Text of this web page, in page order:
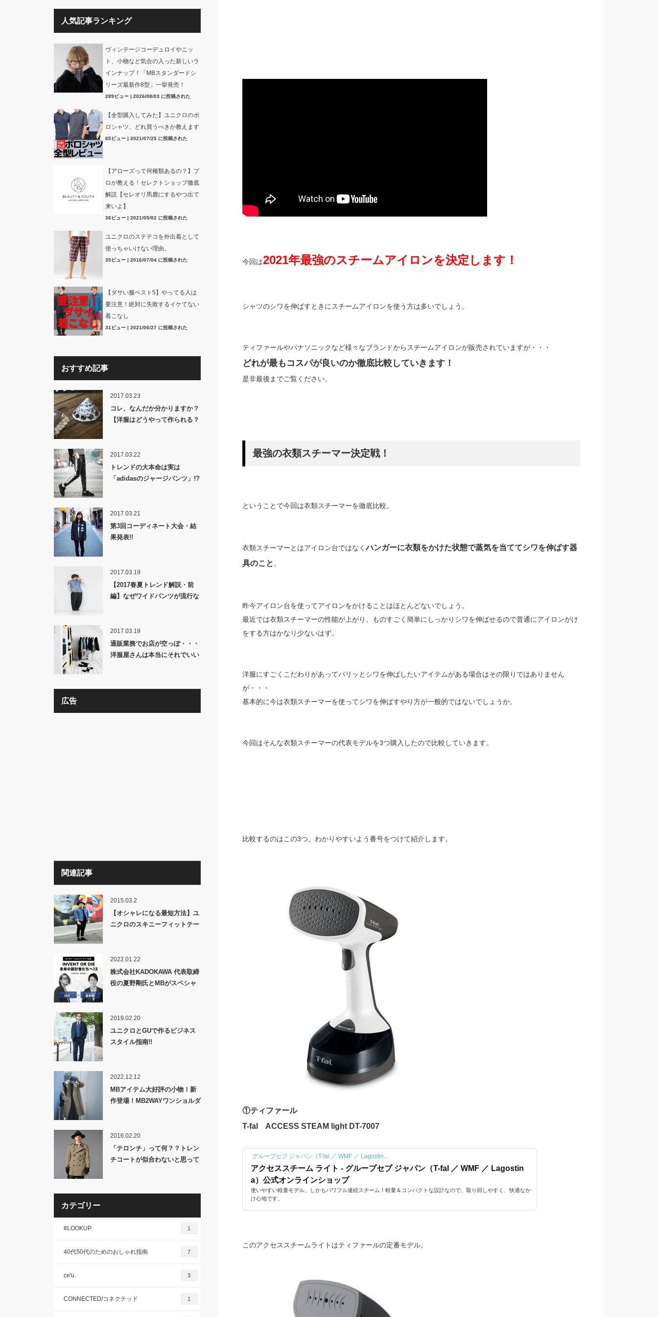
今回は2021年最強のスチームアイロンを決定します！
シャツのシワを伸ばすときにスチームアイロンを使う方は多いでしょう。
ティファールやパナソニックなど様々なブランドからスチームアイロンが販売されていますが・・・
どれが最もコスパが良いのか徹底比較していきます！
是非最後までご覧ください。
最強の衣類スチーマー決定戦！
ということで今回は衣類スチーマーを徹底比較。
衣類スチーマーとはアイロン台ではなくハンガーに衣類をかけた状態で蒸気を当ててシワを伸ばす器
具のこと 。
昨今アイロン台を使ってアイロンをかけることはほとんどないでしょう。
最近では衣類スチーマーの性能が上がり、ものすごく簡単にしっかりシワを伸ばせるので普通にアイロンがけ
をする方はかなり少ないはず。
洋服にすごくこだわりがあってパリッとシワを伸ばしたいアイテムがある場合はその限りではありません
が・・・
基本的に今は衣類スチーマーを使ってシワを伸ばすやり方が一般的ではないでしょうか。
今回はそんな衣類スチーマーの代表モデルを3つ購入したので比較していきます。
比較するのはこの3つ。わかりやすいよう番号をつけて紹介します。
①ティファール
T-fal ACCESS STEAM light DT-7007
グループセブ ジャパン（T-fal ／ WMF ／ Lagostin...
アクセススチーム ライト - グループセブ ジャパン（T-fal ／ WMF ／ Lagostin
a）公式オンラインショップ
使いやすい軽量モデル。しかもパワフル連続スチーム！軽量＆コンパクトな設計なので、取り回しやすく、快適なか
け心地です。
このアクセススチームライトはティファールの定番モデル。
人気記事ランキング
ヴィンテージコーデュロイやニッ
ト、小物など気合の入った新しいラ
インナップ！「MBスタンダードシ
リーズ最新作8型」一挙発売！
289ビュー| 2026/08/03 に投稿された
【全型購入してみた】ユニクロのポ
ロシャツ、どれ買うべきか教えます
65ビュー| 2021/07/25 に投稿された
【アローズって何種類あるの？】プ
ロが教える！セレクトショップ徹底
解説【セレオリ馬鹿にするやつ出て
来いよ】
36ビュー| 2021/05/02 に投稿された
ユニクロのステテコを外出着として
使っちゃいけない理由。
35ビュー| 2016/07/04 に投稿された
【ダサい服ベスト5】やってる人は
要注意！絶対に失敗するイケてない
着こなし
31ビュー| 2021/06/27 に投稿された
おすすめ記事
2017.03.23
コレ、なんだか分かりますか？
【洋服はどうやって作られる？
2017.03.22
トレンドの大本命は実は
「adidasのジャージパンツ」!?
2017.03.21
第3回コーディネート大会・結
果発表!!
2017.03.19
【2017春夏トレンド解説・前
編】なぜワイドパンツが流行な
2017.03.19
通販業務でお店が空っぽ・・・
洋服屋さんは本当にそれでいい
広告
関連記事
2015.03.2
【オシャレになる最短方法】ユ
ニクロのスキニーフィットテー
ーディネートの基礎理論】
2022.01.22
株式会社KADOKAWA 代表取締
役の夏野剛氏とMBがスペシャ
2019.02.20
ユニクロとGUで作るビジネス
スタイル指南!!
2022.12.12
MBアイテム大好評の小物！新
作登場！MB2WAYワンショルダ
2016.02.20
「テロンチ」って何？？トレン
チコートが似合わないと思って
カテゴリー
#LOOKUP 1
40代50代のためのおしゃれ指南 7
ce'u. 3
CONNECTED/コネクテッド 1